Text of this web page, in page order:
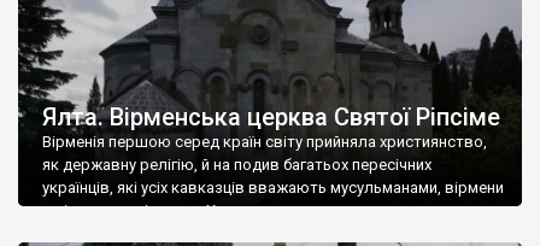
Ялта. Вірменська церква Святої Ріпсіме
Вірменія першою серед країн світу прийняла християнство,
як державну релігію, й на подив багатьох пересічних
українців, які усіх кавказців вважають мусульманами, вірмени
є відданими вірянами Христа